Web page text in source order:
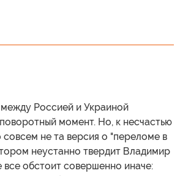
Россией и Украиной
момент. Но, к несчастью
совсем не та версия о "переломе в
неустанно твердит Владимир
все обстоит совершенно иначе: